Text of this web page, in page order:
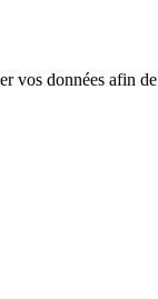
vos données afin